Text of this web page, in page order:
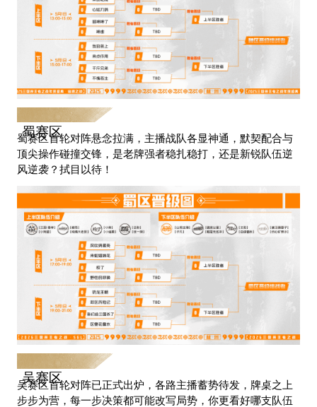
蜀赛区
蜀赛区首轮对阵悬念拉满，主播战队各显神通，默契配合与
顶尖操作碰撞交锋，是老牌强者稳扎稳打，还是新锐队伍逆
风逆袭？拭目以待！
吴赛区
吴赛区首轮对阵已正式出炉，各路主播蓄势待发，牌桌之上
步步为营，每一步决策都可能改写局势，你更看好哪支队伍